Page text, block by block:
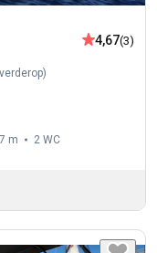
)
4,67(3)
m 2 WC